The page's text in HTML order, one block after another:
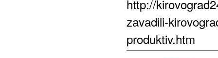
http://
zavadili-
produktiv.htm